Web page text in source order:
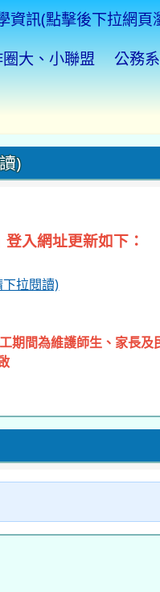
資訊(點擊後下拉網頁
大、小聯盟 公務
)
登入網址更新如下：
拉閱讀)
期間為維護師生、家長及